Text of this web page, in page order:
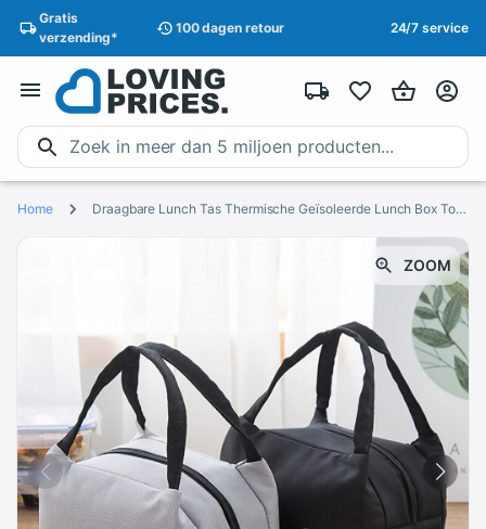
Gratis
verzending*
100 dagen retour 24/7 service
Home Draagbare Lunch Tas Thermische Geïsoleerde Lunch Box Tote Koeltas Bento Pouch Lunch Container School Voedsel Opslag Zakken
ZOOM